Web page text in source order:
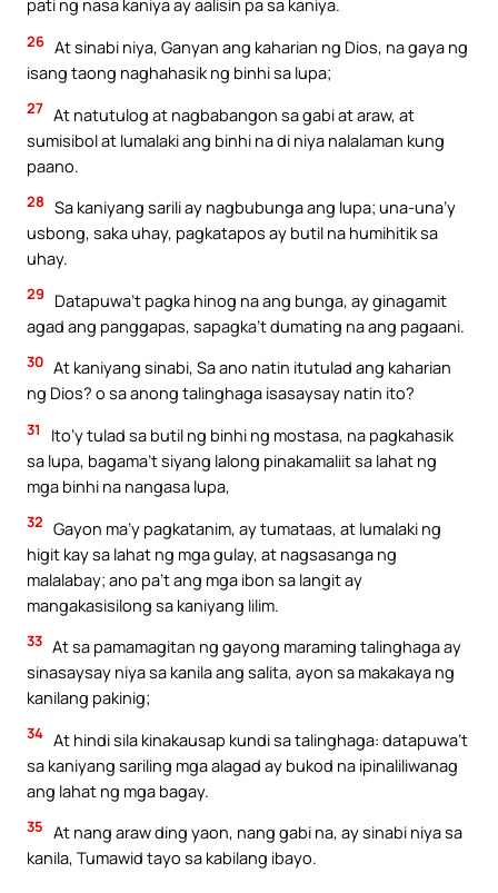
pati ng nasa kaniya ay aalisin pa sa kaniya.
26 At sinabi niya, Ganyan ang kaharian ng Dios, na gaya ng
isang taong naghahasik ng binhi sa lupa;
27 At natutulog at nagbabangon sa gabi at araw, at
sumisibol at lumalaki ang binhi na di niya nalalaman kung
paano.
28 Sa kaniyang sarili ay nagbubunga ang lupa; una-una’y
usbong, saka uhay, pagkatapos ay butil na humihitik sa
uhay.
29
Datapuwa’t pagka hinog na ang bunga, ay ginagamit
agad ang panggapas, sapagka’t dumating na ang pagaani.
30 At kaniyang sinabi, Sa ano natin itutulad ang kaharian
ng Dios? o sa anong talinghaga isasaysay natin ito?
31
Ito’y tulad sa butil ng binhi ng mostasa, na pagkahasik
sa lupa, bagama’t siyang lalong pinakamaliit sa lahat ng
mga binhi na nangasa lupa,
32 Gayon ma’y pagkatanim, ay tumataas, at lumalaki ng
higit kay sa lahat ng mga gulay, at nagsasanga ng
malalabay; ano pa’t ang mga ibon sa langit ay
mangakasisilong sa kaniyang lilim.
33 At sa pamamagitan ng gayong maraming talinghaga ay
sinasaysay niya sa kanila ang salita, ayon sa makakaya ng
kanilang pakinig;
34 At hindi sila kinakausap kundi sa talinghaga: datapuwa’t
sa kaniyang sariling mga alagad ay bukod na ipinaliliwanag
ang lahat ng mga bagay.
35 At nang araw ding yaon, nang gabi na, ay sinabi niya sa
kanila, Tumawid tayo sa kabilang ibayo.